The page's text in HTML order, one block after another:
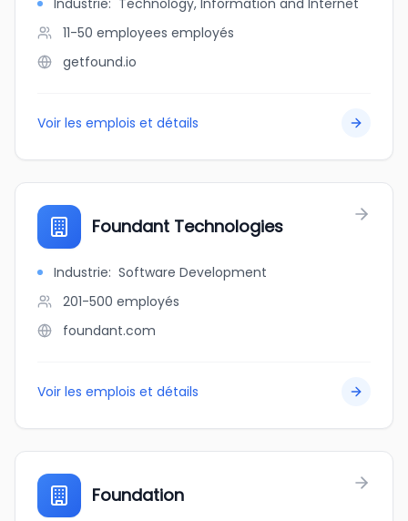
Industrie: Technology, Information and Internet
11-50 employees employés
getfound.io
Voir les emplois et détails
Foundant Technologies
Industrie: Software Development
201-500 employés
foundant.com
Voir les emplois et détails
Foundation